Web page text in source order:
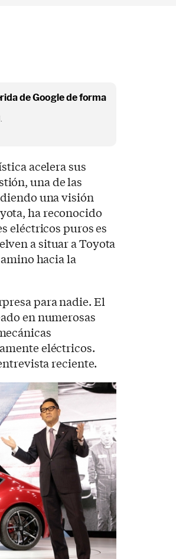
de Google de forma
acelera sus
una de las
una visión
ha reconocido
eléctricos puros es
a situar a Toyota
hacia la
para nadie. El
en numerosas
eléctricos.
reciente.